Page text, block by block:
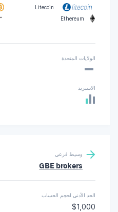
Litecoin
Ethereum
الولايات المتحدة
-
الاسبريد
وسيط فرعي
GBE brokers
الحد الأدنى لحجم الحساب
$1,000